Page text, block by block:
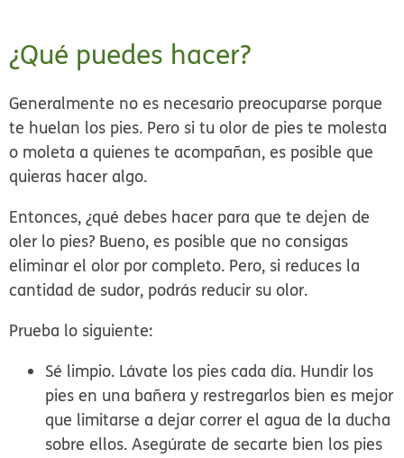
¿Qué puedes hacer?
Generalmente no es necesario preocuparse porque
te huelan los pies. Pero si tu olor de pies te molesta
o moleta a quienes te acompañan, es posible que
quieras hacer algo.
Entonces, ¿qué debes hacer para que te dejen de
oler lo pies? Bueno, es posible que no consigas
eliminar el olor por completo. Pero, si reduces la
cantidad de sudor, podrás reducir su olor.
Prueba lo siguiente:
Sé limpio. Lávate los pies cada día. Hundir los
pies en una bañera y restregarlos bien es mejor
que limitarse a dejar correr el agua de la ducha
sobre ellos. Asegúrate de secarte bien los pies